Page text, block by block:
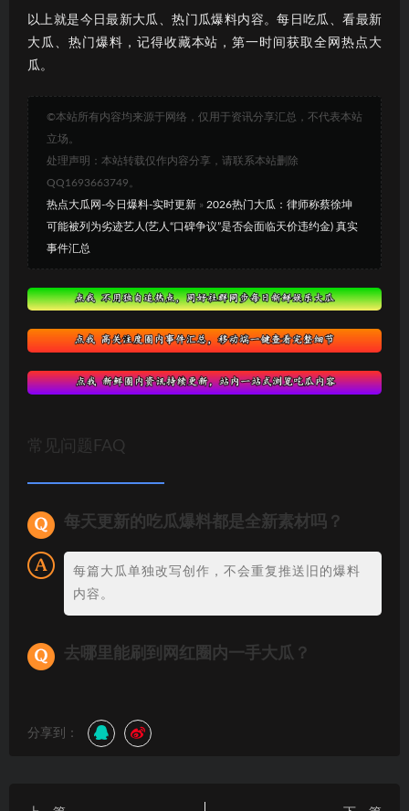
以上就是今日最新大瓜、热门瓜爆料内容。每日吃瓜、看最新
大瓜、热门爆料，记得收藏本站，第一时间获取全网热点大
瓜。
©本站所有内容均来源于网络，仅用于资讯分享汇总，不代表本站
立场。
处理声明：本站转载仅作内容分享，请联系本站删除
QQ1693663749。
热点大瓜网-今日爆料-实时更新 » 2026热门大瓜：律师称蔡徐坤
可能被列为劣迹艺人(艺人“口碑争议”是否会面临天价违约金) 真实
事件汇总
常见问题FAQ
每天更新的吃瓜爆料都是全新素材吗？
每篇大瓜单独改写创作，不会重复推送旧的爆料
内容。
去哪里能刷到网红圈内一手大瓜？
分享到：